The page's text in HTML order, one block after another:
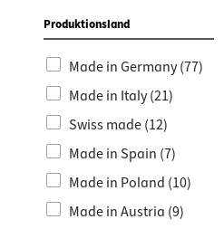
Vægkonsoller til tunge
belastninger (27)
Møbelbeslag (61)
Træbundstøtter Sort
(51)
Trægulvstøtter (51)
Badeværelsesopgradering
Produktionsland
Made in Germany (77)
Made in Italy (21)
Swiss made (12)
Made in Spain (7)
Made in Poland (10)
Made in Austria (9)